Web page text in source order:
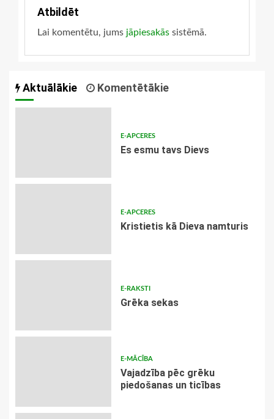
Atbildēt
Lai komentētu, jums jāpiesakās sistēmā.
Aktuālākie Komentētākie
E-APCERES
Es esmu tavs Dievs
E-APCERES
Kristietis kā Dieva namturis
E-RAKSTI
Grēka sekas
E-MĀCĪBA
Vajadzība pēc grēku
piedošanas un ticības